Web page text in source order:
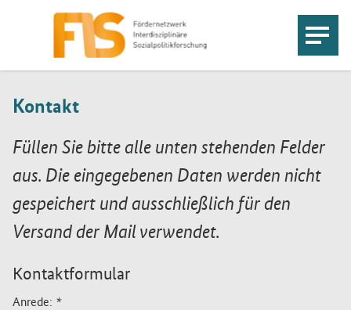
Kontakt
Füllen Sie bitte alle unten stehenden Felder
aus. Die eingegebenen Daten werden nicht
gespeichert und ausschließlich für den
Versand der Mail verwendet.
Kontaktformular
Anrede: *